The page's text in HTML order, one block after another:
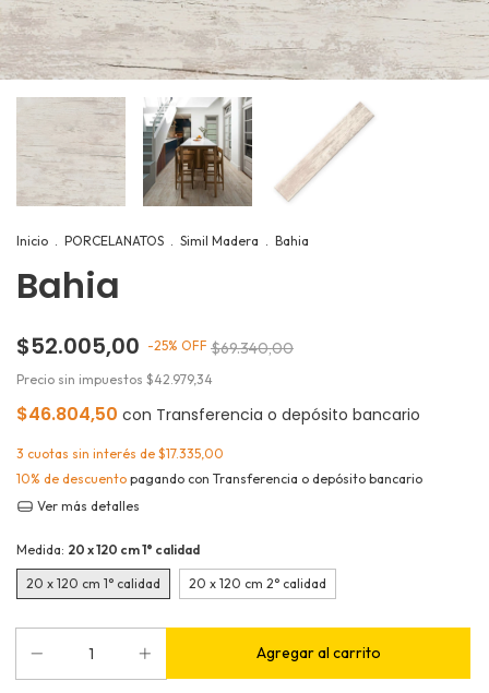
Inicio . PORCELANATOS . Simil Madera . Bahia
Bahia
$52.005,00 -25% OFF $69.340,00
Precio sin impuestos $42.979,34
$46.804,50 con Transferencia o depósito bancario
3 cuotas sin interés de $17.335,00
10% de descuento pagando con Transferencia o depósito bancario
Ver más detalles
Medida: 20 x 120 cm 1° calidad
20 x 120 cm 1° calidad 20 x 120 cm 2° calidad